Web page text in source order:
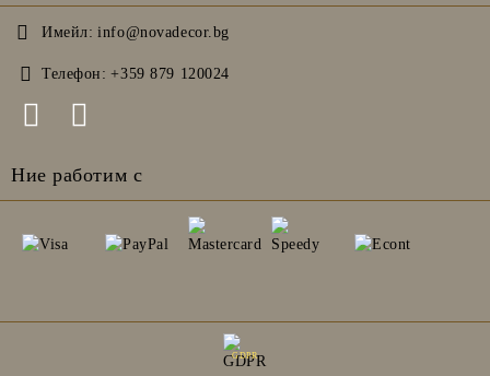
Имейл: info@novadecor.bg
Телефон: +359 879 120024
Ние работим с
GDPR